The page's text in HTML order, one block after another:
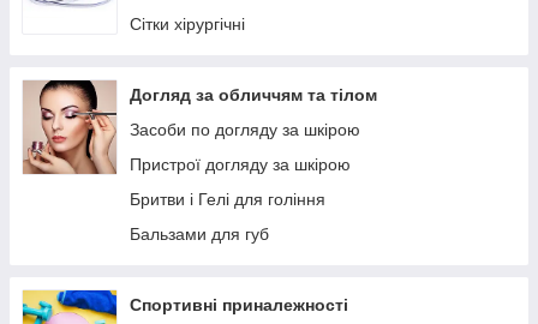
Лотки для інструментів
Сітки хірургічні
Догляд за обличчям та тілом
Засоби по догляду за шкірою
Пристрої догляду за шкірою
Бритви і Гелі для гоління
Бальзами для губ
Спортивні приналежності